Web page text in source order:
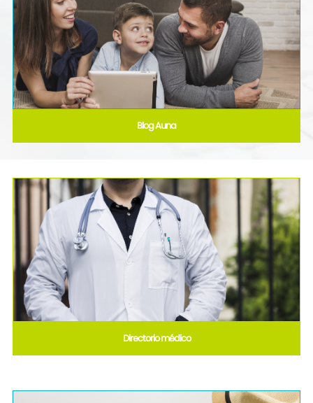
Blog Auna
Directorio médico